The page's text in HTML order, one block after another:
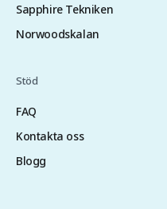
Sapphire Tekniken
Norwoodskalan
Stöd
FAQ
Kontakta oss
Blogg